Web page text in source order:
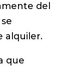
del
alquiler.
que